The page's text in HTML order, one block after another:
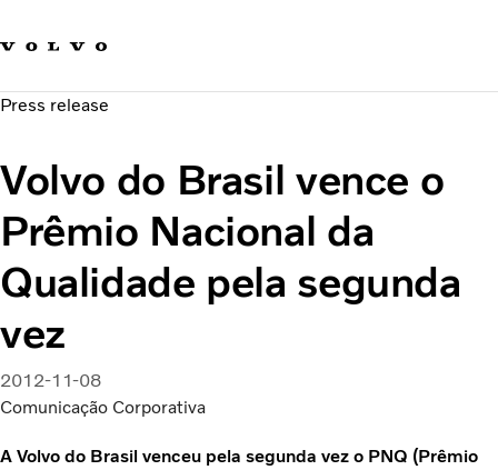
Carreira
Sustentabilidade e Segurança
Press release
Volvo do Brasil vence o
Prêmio Nacional da
Qualidade pela segunda
vez
2012-11-08
Comunicação Corporativa
A Volvo do Brasil venceu pela segunda vez o PNQ (Prêmio